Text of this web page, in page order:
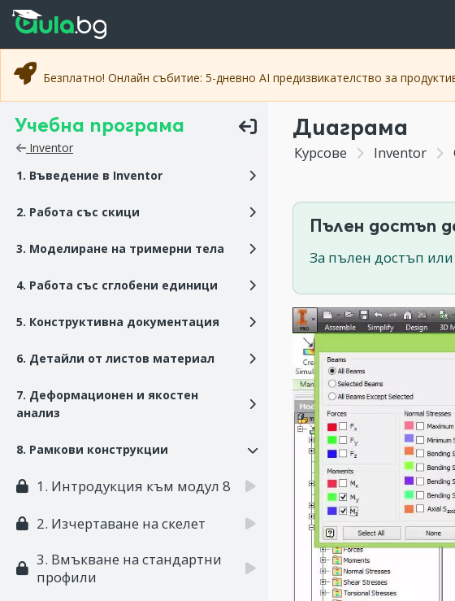
Прескочи към основното съдържание
Прескочи към навигацията
Безплатно! Онлайн събитие: 5-дневно AI предизвикателство за
Учебна програма
Inventor
1. Въведение в Inventor
2. Работа със скици
3. Моделиране на тримерни тела
4. Работа със сглобени единици
5. Конструктивна документация
6. Детайли от листов материал
7. Деформационен и якостен
анализ
8. Рамкови конструкции
1. Интродукция към модул 8
2. Изчертаване на скелет
3. Вмъкване на стандартни
профили
Диаграма
Курсове Inventor
Пълен достъп
За пълен достъп